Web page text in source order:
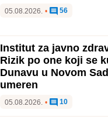
05.08.2026. • 56
Institut za javno
Rizik po one koji se
Dunavu u Novom
umeren
05.08.2026. • 10